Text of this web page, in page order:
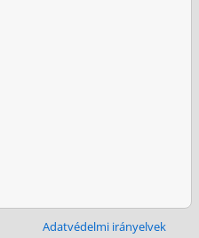
Adatvédelmi irányelvek